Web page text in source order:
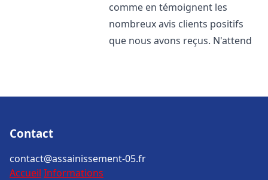
comme en témoignent les
nombreux avis clients positifs
que nous avons reçus. N'attend
Contact
contact@assainissement-05.fr
Accueil Informations